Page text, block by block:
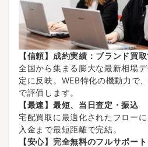
【信頼】成約実績：ブランド買
全国から集まる膨大な最新相場
定に反映。WEB特化の機動力で
で評価します。
【最速】最短、当日査定・振込
宅配買取に最適化されたフロー
入金まで最短距離で完結。
【安心】完全無料のフルサポート